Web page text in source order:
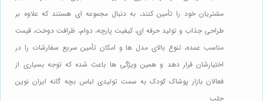
مشتریان خود را تأمین کنند، به دنبال مجموعه ای هستند که علاوه بر
طراحی جذاب و تولید حرفه ای، کیفیت پارچه، دوام، ظرافت دوخت، قیمت
مناسب عمده، تنوع بالای مدل ها و امکان تأمین سریع سفارشات را در
اختیارشان قرار دهد و همین ویژگی ها باعث شده که توجه بسیاری از
فعالان بازار پوشاک کودک به سمت تولیدی لباس بچه گانه ایران نوین
جلب